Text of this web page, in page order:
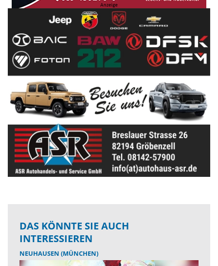
DAS KÖNNTE SIE AUCH
INTERESSIEREN
NEUHAUSEN (MÜNCHEN)